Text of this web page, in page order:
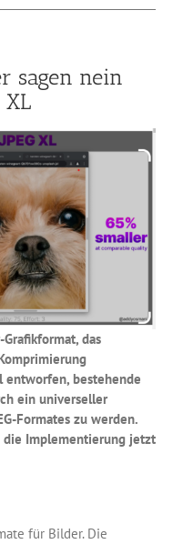
sagen nein
XL
das
bestehende
ein universeller
Formates zu werden.
die Implementierung jetzt
für Bilder. Die